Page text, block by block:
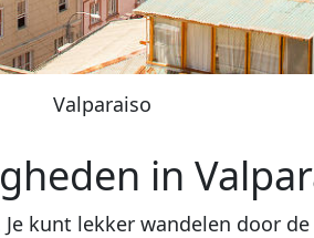
Valparaiso
in
kunt lekker wandelen door